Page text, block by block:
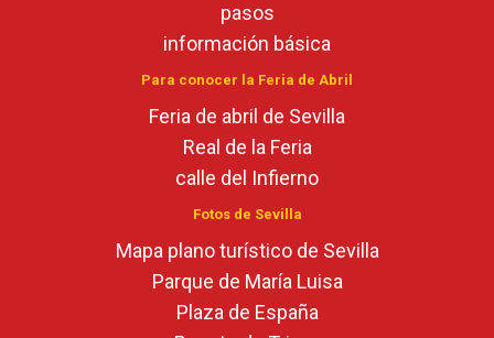
pasos
información básica
Para conocer la Feria de Abril
Feria de abril de Sevilla
Real de la Feria
calle del Infierno
Fotos de Sevilla
Mapa plano turístico de Sevilla
Parque de María Luisa
Plaza de España